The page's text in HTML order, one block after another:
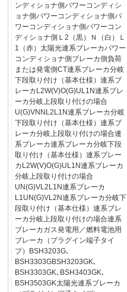
ンディショナ側パワーコンディシ
ョナ側パワーコンディショナ側パ
ワーコンディショナ側パワーコン
ディショナ側Ｌ2（黒）Ｎ（白）Ｌ
1（赤）太陽光連系ブレーカパワー
コンディショナ側ブレーカ側負荷
または発電側CT連系ブレーカ分岐
下段取り付け（基本仕様）連系ブ
レーカL2W(V)O(G)UL1N連系ブレ
ーカ分岐上段取り付けの場合
U(G)VNNL2L1N連系ブレーカ分岐
下段取り付け（基本仕様）連系ブ
レーカ分岐上段取り付けの場合連
系ブレーカ連系ブレーカ分岐下段
取り付け（基本仕様）連系ブレー
カL2W(V)O(G)UL1N連系ブレーカ
分岐上段取り付けの場合
UN(G)VL2L1N連系ブレーカ
L1UN(G)VL2N連系ブレーカ分岐下
段取り付け（基本仕様）連系ブレ
ーカ分岐上段取り付けの場合連系
ブレーカガス発電用／燃料電池用
ブレーカ（プラグイン端子タイ
プ）BSH3203G､
BSH3303GBSH3203GK､
BSH3303GK､BSH3403GK､
BSH3503GK太陽光連系ブレーカ